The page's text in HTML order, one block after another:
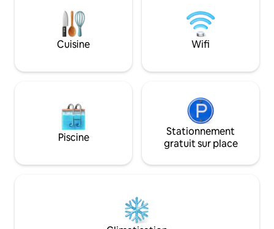
promenades, du Cerro San Cristobal, du
Parque de las Esculturas, et d'excellents
restaurants, musées, bars et théâtres.
Providencia est idéale pour le trekking
métro. Si vous venez de l'aéroport, je
CONTADOR 0386 Providencia Quartier
Pedro de Valdivia Norte En heures de
circulation normale, c'est un trajet
d'environ 15 minutes La rue Lo Contador
est située derrière l'hôtel Sheraton, un
bâtiment très haut et visible. Une autre
côtés. La rue est celle qui passe derrière
véhicule, nous avons un parking. Les
Cuisine Wifi
Piscine
Stationnement
gratuit sur place